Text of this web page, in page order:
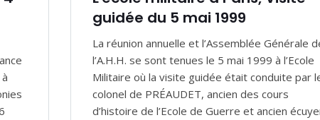
guidée du 5 mai 1999
La réunion annuelle et l’Assemblée Générale
l’A.H.H. se sont tenues le 5 mai 1999 à l’Ecole
Militaire où la visite guidée était conduite par
colonel de PRÉAUDET, ancien des cours
d’histoire de l’Ecole de Guerre et ancien